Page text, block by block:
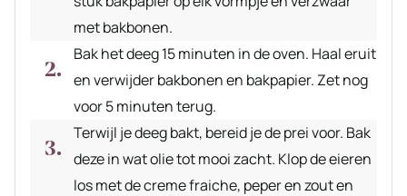
met bakbonen.
Bak het deeg 15 minuten in de oven. Haal eruit
en verwijder bakbonen en bakpapier. Zet nog
voor 5 minuten terug.
Terwijl je deeg bakt, bereid je de prei voor. Bak
deze in wat olie tot mooi zacht. Klop de eieren
los met de creme fraiche, peper en zout en